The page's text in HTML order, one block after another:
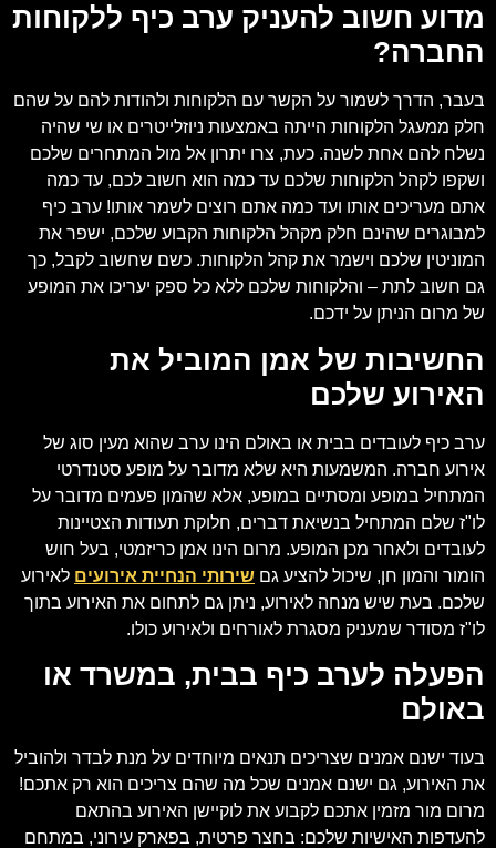
מדוע חשוב להעניק ערב כיף ללקוחות
החברה?
בעבר, הדרך לשמור על הקשר עם הלקוחות ולהודות להם על שהם
חלק ממעגל הלקוחות הייתה באמצעות ניוזלייטרים או שי שהיה
נשלח להם אחת לשנה. כעת, צרו יתרון אל מול המתחרים שלכם
ושקפו לקהל הלקוחות שלכם עד כמה הוא חשוב לכם, עד כמה
אתם מעריכים אותו ועד כמה אתם רוצים לשמר אותו! ערב כיף
למבוגרים שהינם חלק מקהל הלקוחות הקבוע שלכם, ישפר את
המוניטין שלכם וישמר את קהל הלקוחות. כשם שחשוב לקבל, כך
גם חשוב לתת – והלקוחות שלכם ללא כל ספק יעריכו את המופע
של מרום הניתן על ידכם.
החשיבות של אמן המוביל את
האירוע שלכם
ערב כיף לעובדים בבית או באולם הינו ערב שהוא מעין סוג של
אירוע חברה. המשמעות היא שלא מדובר על מופע סטנדרטי
המתחיל במופע ומסתיים במופע, אלא שהמון פעמים מדובר על
לו"ז שלם המתחיל בנשיאת דברים, חלוקת תעודות הצטיינות
לעובדים ולאחר מכן המופע. מרום הינו אמן כריזמטי, בעל חוש
הומור והמון חן, שיכול להציע גם שירותי הנחיית אירועים לאירוע
שלכם. בעת שיש מנחה לאירוע, ניתן גם לתחום את האירוע בתוך
לו"ז מסודר שמעניק מסגרת לאורחים ולאירוע כולו.
הפעלה לערב כיף בבית, במשרד או
באולם
בעוד ישנם אמנים שצריכים תנאים מיוחדים על מנת לבדר ולהוביל
את האירוע, גם ישנם אמנים שכל מה שהם צריכים הוא רק אתכם!
מרום מור מזמין אתכם לקבוע את לוקיישן האירוע בהתאם
להעדפות האישיות שלכם: בחצר פרטית, בפארק עירוני, במתחם